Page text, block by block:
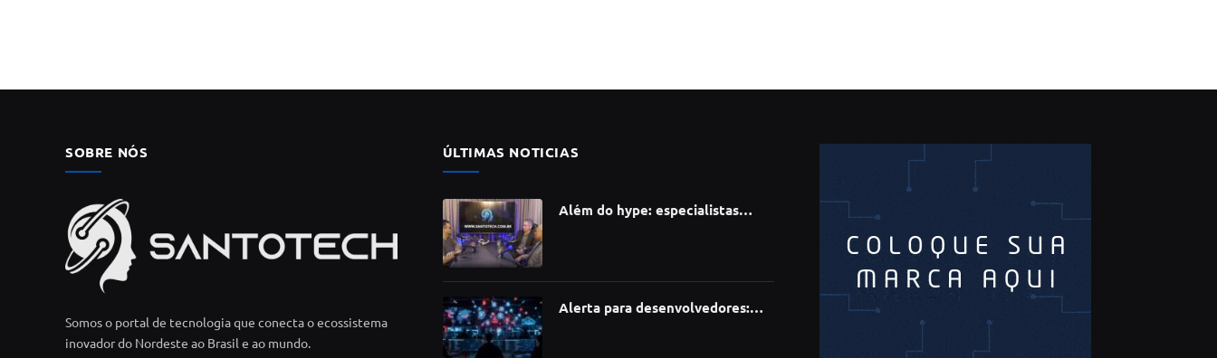
SOBRE NÓS
Somos o portal de tecnologia que conecta o ecossistema
inovador do Nordeste ao Brasil e ao mundo.
ÚLTIMAS NOTICIAS
Além do hype: especialistas
Alerta para desenvolvedores: